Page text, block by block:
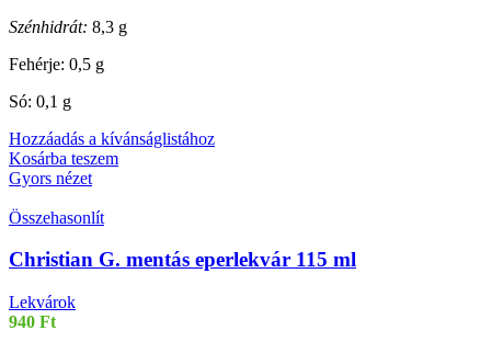
Szénhidrát: 8,3 g
Fehérje: 0,5 g
Só: 0,1 g
Hozzáadás a kívánságlistához
Kosárba teszem
Gyors nézet
Összehasonlít
Christian G. mentás eperlekvár 115 ml
Lekvárok
940 Ft